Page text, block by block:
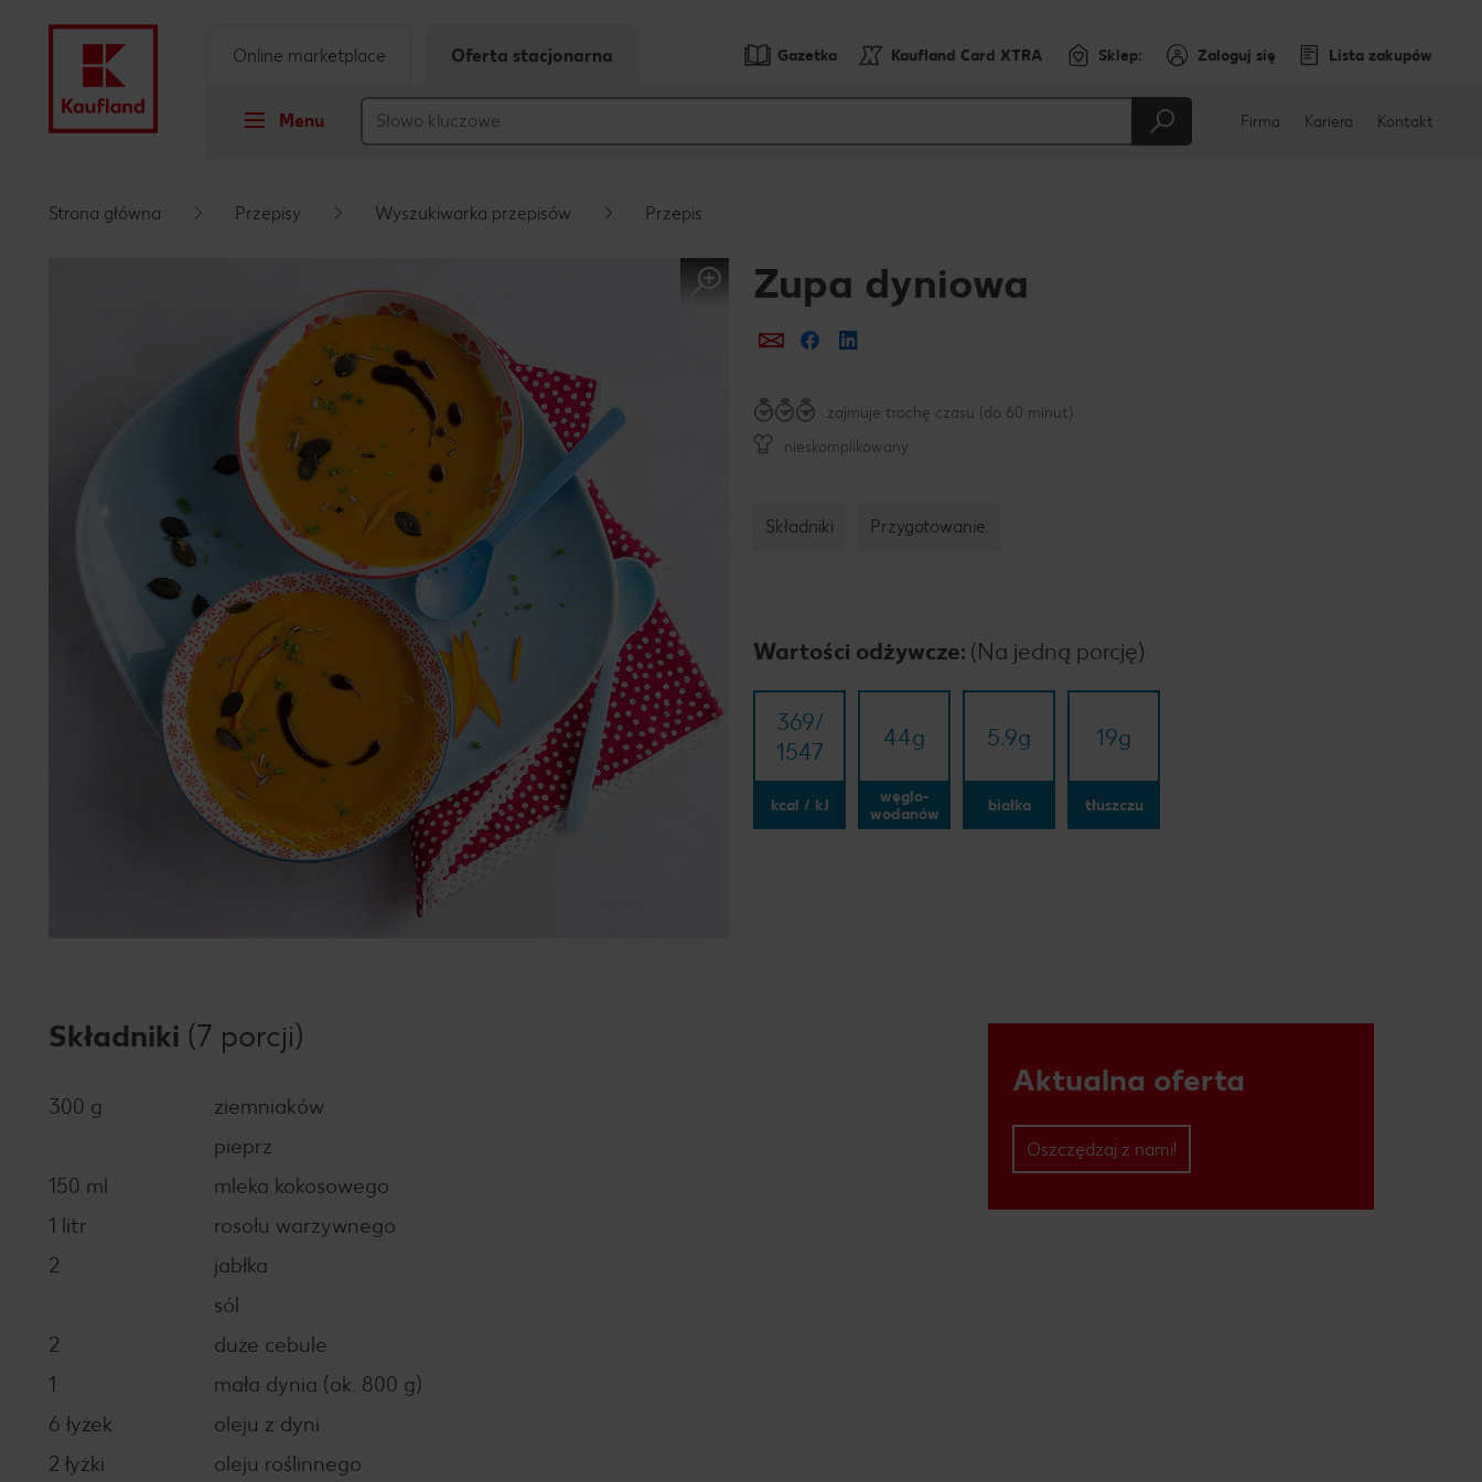
Pływający pasek boczny
Gazetka Kaufland Card XTRA Sklep: Zaloguj się Lista zakupów
Menu
Online marketplace Oferta stacjonarna
Firma Kariera Kontakt
Strona główna Przepisy Wyszukiwarka przepisów Przepis
Zupa dyniowa
Prześlij e-mailem
Udostępnij na Facebooku
zajmuje trochę czasu (do 60 minut)
nieskomplikowany
Składniki Przygotowanie:
Wartości odżywcze: (Na jedną porcję)
369/​
1547
kcal / kJ
44g
węglo-
wodanów
5.9g
białka
19g
tłuszczu
Aktualna oferta
Oszczędzaj z nami!
Składniki (7 porcji)
300 g
ziemniaków
pieprz
150 ml
mleka kokosowego
1 litr
rosołu warzywnego
2
jabłka
sól
2
duże cebule
1
mała dynia (ok. 800 g)
6 łyżek
oleju z dyni
2 łyżki
oleju roślinnego